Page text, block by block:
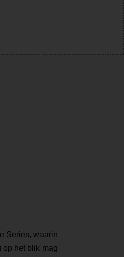
Series, waarin
op het blik mag